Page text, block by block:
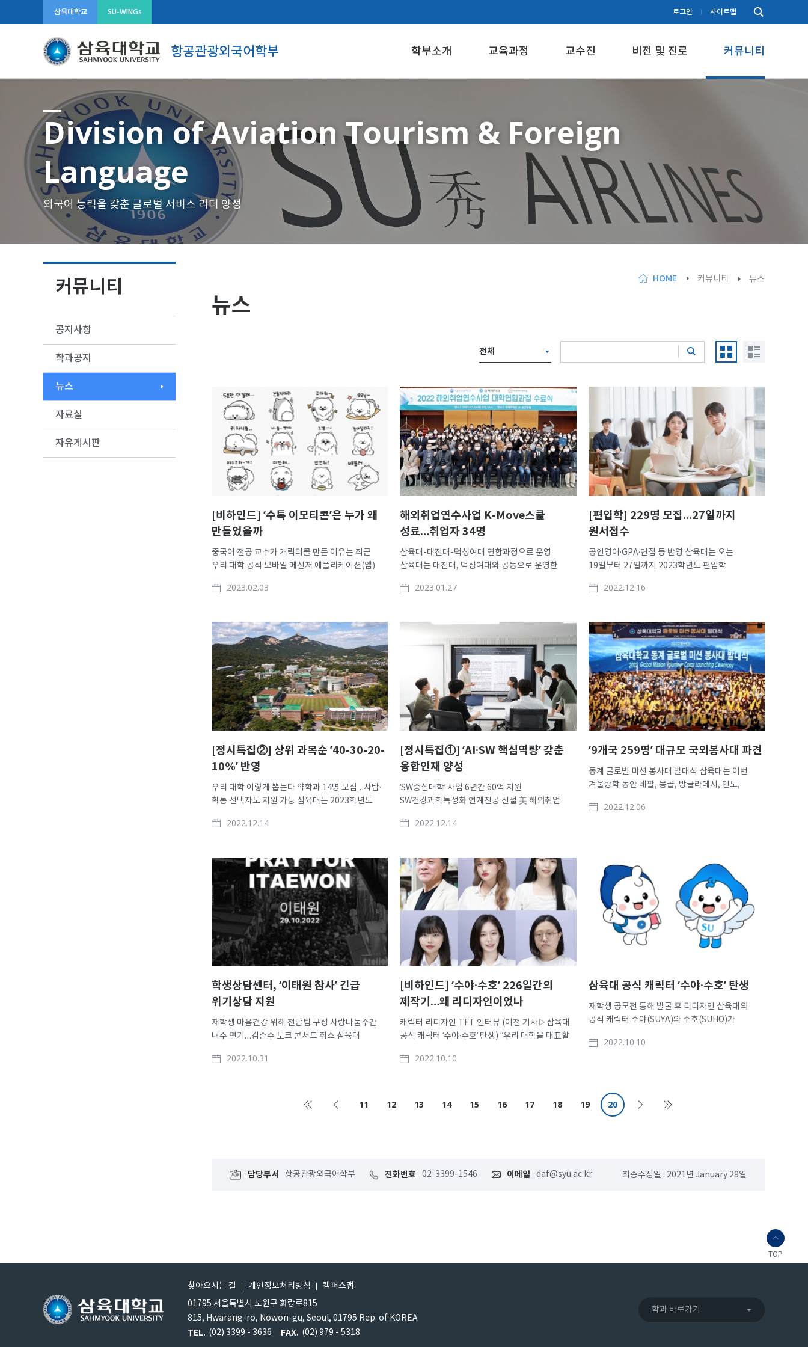
삼육대학교 SU-WINGs 로그인 사이트맵
항공관광외국어학부 학부소개 교육과정 교수진 비전 및 진로 커뮤니티
Division of Aviation Tourism & Foreign
Language
외국어 능력을 갖춘 글로벌 서비스 리더 양성
HOME 커뮤니티 뉴스
뉴스
전체
[비하인드] ‘수톡 이모티콘’은 누가 왜
만들었을까
중국어 전공 교수가 캐릭터를 만든 이유는 최근
우리 대학 공식 모바일 메신저 애플리케이션(앱)
등장해 관심이 쏠린다. 스미스학부대학 겸
학생이 함께 개발한 것으로, 캐릭터 이름..
2023.02.03
해외취업연수사업 K-Move스쿨
성료…취업자 34명
삼육대-대진대-덕성여대 연합과정으로 운영
삼육대는 대진대, 덕성여대와 공동으로 운영한
대학연합과정’을 성황리에 마무리했다. 3개 대학
2023.01.27
[편입학] 229명 모집…27일까지
원서접수
공인영어·GPA·면접 등 반영 삼육대는 오는
19일부터 27일까지 2023학년도 편입학
147명 △학사편입 23명 △농어촌 3명 △특성화고
지원자격은 ‘국내 4년제 이상 정규 대학..
2022.12.16
[정시특집②] 상위 과목순 ’40-30-20-
10%’ 반영
우리 대학 이렇게 뽑는다 약학과 14명 모집…사탐·
확통 선택자도 지원 가능 삼육대는 2023학년도
정시를 합산한 전체 모집인원의 31.1% 비중이다.
추가될 수 있다..
2022.12.14
[정시특집①] ‘AI·SW 핵심역량’ 갖춘
융합인재 양성
‘SW중심대학’ 사업 6년간 60억 지원
SW건강과학특성화 연계전공 신설 美 해외취업
기업 취업 성과 장학금 지급액 2년 연속 ‘수도권 1위’
삼육대는 지난해 5..
2022.12.14
‘9개국 259명’ 대규모 국외봉사대 파견
동계 글로벌 미션 봉사대 발대식 삼육대는 이번
겨울방학 동안 네팔, 몽골, 방글라데시, 인도,
국외봉사대를 파견한다. 삼육대가 이처럼 대규모로
2022.12.06
학생상담센터, ‘이태원 참사’ 긴급
위기상담 지원
재학생 마음건강 위해 전담팀 구성 사랑나눔주간
내주 연기…김준수 토크 콘서트 취소 삼육대
이태원에서 발생한 압사 참사로 심리적 고통을 받는
사건 현장 직접 목격·발견·사..
2022.10.31
[비하인드] ‘수야·수호’ 226일간의
제작기…왜 리디자인이었나
캐릭터 리디자인 TFT 인터뷰 (이전 기사▷삼육대
공식 캐릭터 ‘수야·수호’ 탄생) “우리 대학을 대표할
대학의 정체성을 담은 캐릭터를 발굴해, 홍보
개별 부서에서 캐..
2022.10.10
삼육대 공식 캐릭터 ‘수야·수호’ 탄생
재학생 공모전 통해 발굴 후 리디자인 삼육대의
공식 캐릭터 수야(SUYA)와 수호(SUHO)가
선배 및 동문을 상징하는 캐릭터로, 재학생들과
2022.10.10
11 12 13 14 15 16 17 18 19 20
담당부서 항공관광외국어학부 전화번호 02-3399-1546 이메일 daf@syu.ac.kr 최종수정일 : 2021년 January 29일
커뮤니티
공지사항
학과공지
뉴스
자료실
자유게시판
TOP
찾아오시는 길 개인정보처리방침
캠퍼스맵
01795 서울특별시 노원구 화랑로815
815, Hwarang-ro, Nowon-gu, Seoul, 01795 Rep. of KOREA
TEL. (02) 3399 - 3636 FAX. (02) 979 - 5318
학과 바로가기